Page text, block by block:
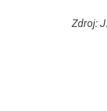
Zdroj: